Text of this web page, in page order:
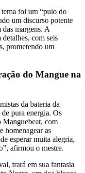
foi um “pulo do
um discurso potente
margens. A
detalhes, com seis
prometendo um
do Mangue na
da bateria da
pura energia. Os
Manguebeat, com
homenagear as
esperar muita alegria,
afirmou o mestre.
trará em sua fantasia